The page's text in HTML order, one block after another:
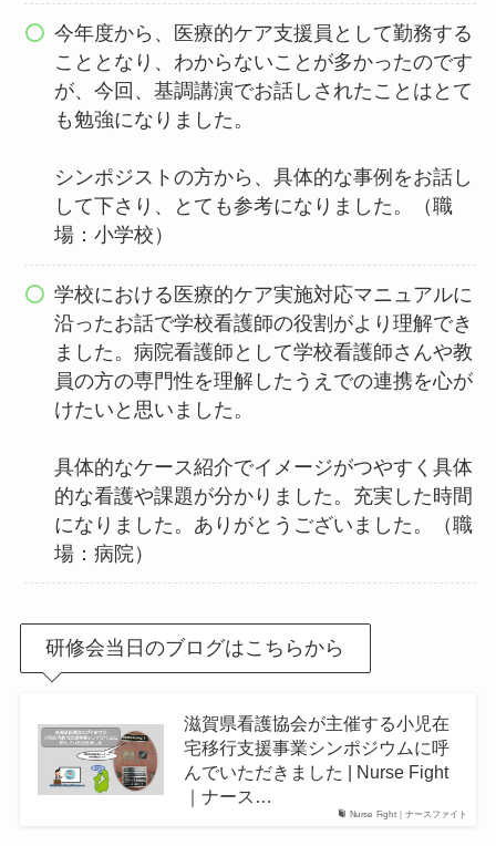
今年度から、医療的ケア支援員として勤務する
こととなり、わからないことが多かったのです
が、今回、基調講演でお話しされたことはとて
も勉強になりました。
シンポジストの方から、具体的な事例をお話し
して下さり、とても参考になりました。（職
場：小学校）
学校における医療的ケア実施対応マニュアルに
沿ったお話で学校看護師の役割がより理解でき
ました。病院看護師として学校看護師さんや教
員の方の専門性を理解したうえでの連携を心が
けたいと思いました。
具体的なケース紹介でイメージがつやすく具体
的な看護や課題が分かりました。充実した時間
になりました。ありがとうございました。（職
場：病院）
研修会当日のブログはこちらから
Nurse Fight｜ナースファイト
滋賀県看護協会が主催する小児在
宅移行支援事業シンポジウムに呼
んでいただきました | Nurse Fight
｜ナース…